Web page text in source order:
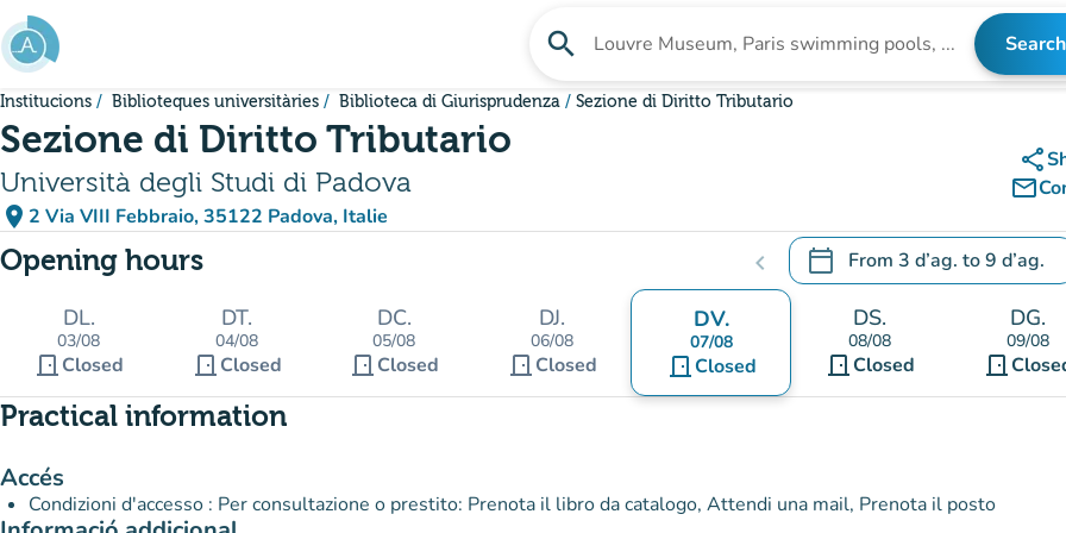
Go to main content
search Search for an institution Search
Institucions Biblioteques universitàries Biblioteca di Giurisprudenza Sezione di Diritto Tributario
Sezione di Diritto Tributario
Università degli Studi di Padova
place 2 Via VIII Febbraio, 35122 Padova, Italie
(open in Google Maps)
(new tab)
share
mail_outline
Opening hours chevron_left calendar_today From 3 d’ag. to9 d’ag.
.Open the calendar to change
DL.
03/08
door_front Closed
DT.
04/08
door_front Closed
DC.
05/08
door_front Closed
DJ.
06/08
door_front Closed
DV.
07/08
door_front Closed
DS.
08/08
door_frontClosed
DG.
09/08
door_front
Practical information
Accés
Condizioni d'accesso : Per consultazione o prestito: Prenota il libro da catalogo, Attendi una mail, Prenota il posto